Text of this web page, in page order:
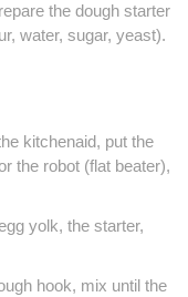
the dough starter
water, sugar, yeast).
kitchenaid, put the
the robot (flat beater),
yolk, the starter,
hook, mix until the